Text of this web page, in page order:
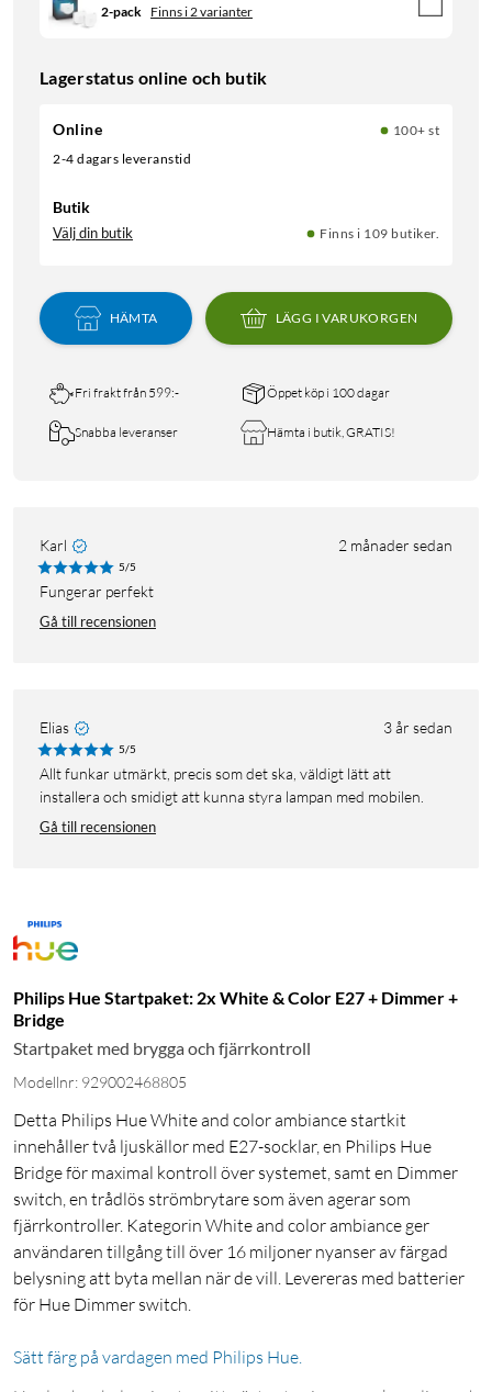
2-pack Finns i 2 varianter
Lagerstatus online och butik
Online
100+ st
2-4 dagars leveranstid
Butik
Välj din butik Finns i 109 butiker.
HÄMTA LÄGG I VARUKORGEN
Fri frakt från 599:- Öppet köp i 100 dagar
Snabba leveranser Hämta i butik, GRATIS!
Karl 2 månader sedan
5/5
Fungerar perfekt
Gå till recensionen
Elias 3 år sedan
5/5
Allt funkar utmärkt, precis som det ska, väldigt lätt att
installera och smidigt att kunna styra lampan med mobilen.
Gå till recensionen
Philips Hue Startpaket: 2x White & Color E27 + Dimmer +
Bridge
Startpaket med brygga och fjärrkontroll
Modellnr: 929002468805
Detta Philips Hue White and color ambiance startkit
innehåller två ljuskällor med E27-socklar, en Philips Hue
Bridge för maximal kontroll över systemet, samt en Dimmer
switch, en trådlös strömbrytare som även agerar som
fjärrkontroller. Kategorin White and color ambiance ger
användaren tillgång till över 16 miljoner nyanser av färgad
belysning att byta mellan när de vill. Levereras med batterier
för Hue Dimmer switch.
Sätt färg på vardagen med Philips Hue.